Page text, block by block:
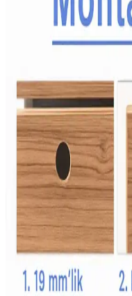
Çocukların spor
atıştırmalık tepsileri;
sağlıklı beslenmeyi
ve Ekonomik Gıda
Artan gıda fiyatları ailelerin
Donmuş sebzeler, kuru
ekonomik beslenme
israfını azaltır ve besin
İkea Aktivite
Konforlu Kullanım
İkea'nın aktivite önlükleri,
hareket özgürlüğü sağlayan
güvenli ve konforlu hale
Babyjem Çocuk
ve Dayanıklı